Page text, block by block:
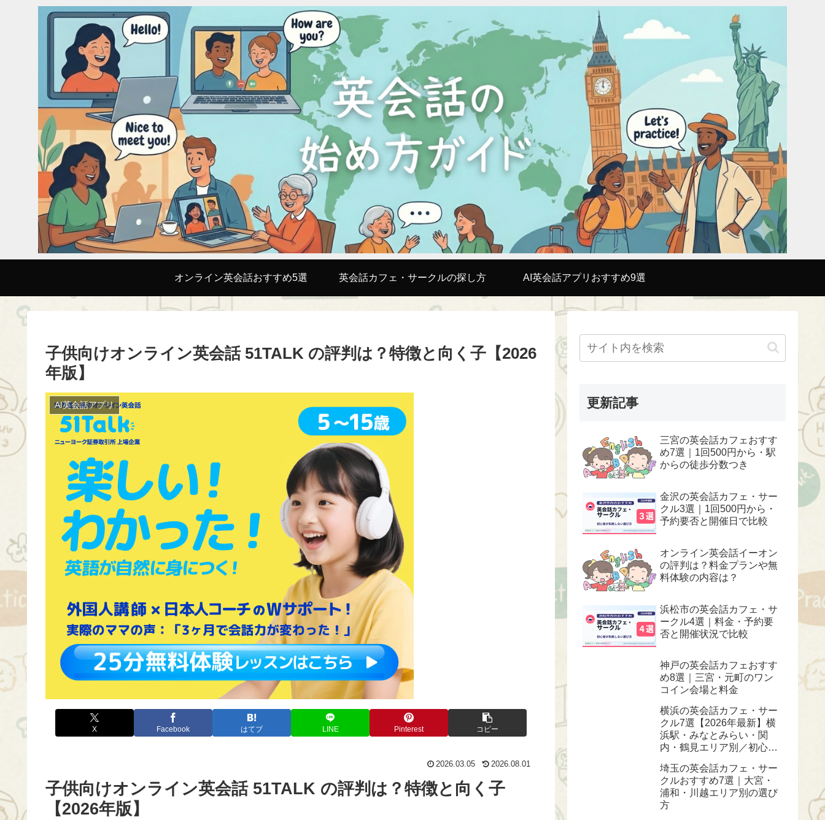
オンライン英会話おすすめ5選 英会話カフェ・サークルの探し方 AI英会話アプリおすすめ9選
子供向けオンライン英会話 51TALK の評判は？特徴と向く子【2026
年版】
AI英会話アプリ
X Facebook はてブ LINE Pinterest コピー
2026.03.05 2026.08.01
子供向けオンライン英会話 51TALK の評判は？特徴と向く子
【2026年版】
更新記事
三宮の英会話カフェおすす
め7選｜1回500円から・駅
からの徒歩分数つき
金沢の英会話カフェ・サー
クル3選｜1回500円から・
予約要否と開催日で比較
オンライン英会話イーオン
の評判は？料金プランや無
料体験の内容は？
浜松市の英会話カフェ・サ
ークル4選｜料金・予約要
否と開催状況で比較
神戸の英会話カフェおすす
め8選｜三宮・元町のワン
コイン会場と料金
横浜の英会話カフェ・サー
クル7選【2026年最新】横
浜駅・みなとみらい・関
内・鶴見エリア別／初心
埼玉の英会話カフェ・サー
クルおすすめ7選｜大宮・
浦和・川越エリア別の選び
方